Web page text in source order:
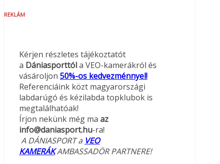
REKLÁM
Kérjen részletes tájékoztatót
a Dániasporttóla VEO-kamerákról és
vásároljon50%-os kedvezménnyel!
Referenciáink közt magyarországi
labdarúgó és kézilabda topklubok is
megtalálhatóak!
Írjon nekünk még maaz
info@daniasport.hu-ra!
A DÁNIASPORT a VEO
KAMERÁKAMBASSADÖR PARTNERE!